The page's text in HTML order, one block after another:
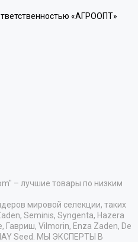
«АГРООПТ»
– лучшие товары по низким
мировой селекции, таких
Seminis, Syngenta, Hazera
Гавриш, Vilmorin, Enza Zaden, De
Seed. МЫ ЭКСПЕРТЫ В